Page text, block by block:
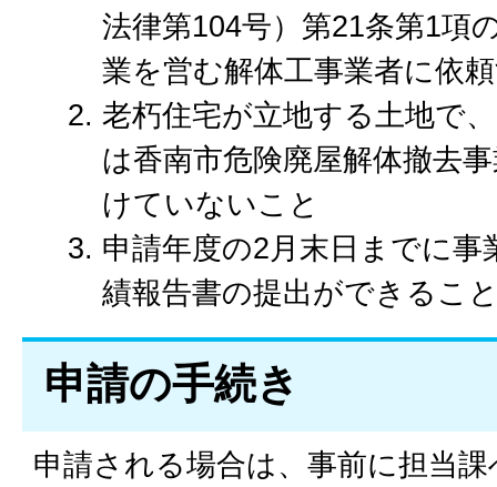
法律第104号）第21条第1項
業を営む解体工事業者に依
老朽住宅が立地する土地で
は香南市危険廃屋解体撤去
けていないこと
申請年度の2月末日までに
績報告書の提出ができるこ
申請の手続き
申請される場合は、事前に担当